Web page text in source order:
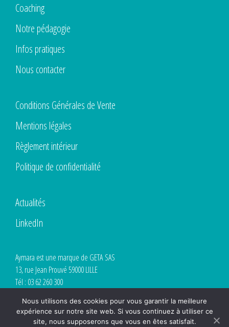
Coaching
Notre pédagogie
Infos pratiques
Nous contacter
Conditions Générales de Vente
Mentions légales
Règlement intérieur
Politique de confidentialité
Actualités
LinkedIn
Aymara est une marque de GETA SAS
13, rue Jean Prouvé 59000 LILLE
Tél : 03 62 260 300
Déclaration d’activité enregistrée sous le numéro 32591000559 auprès du
préfet de région Hauts-de-France.
Nous utilisons des cookies pour vous garantir la meilleure
expérience sur notre site web. Si vous continuez à utiliser ce
site, nous supposerons que vous en êtes satisfait.